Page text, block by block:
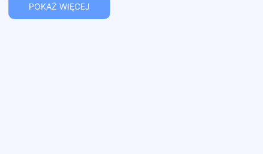
POKAŻ WIĘCEJ